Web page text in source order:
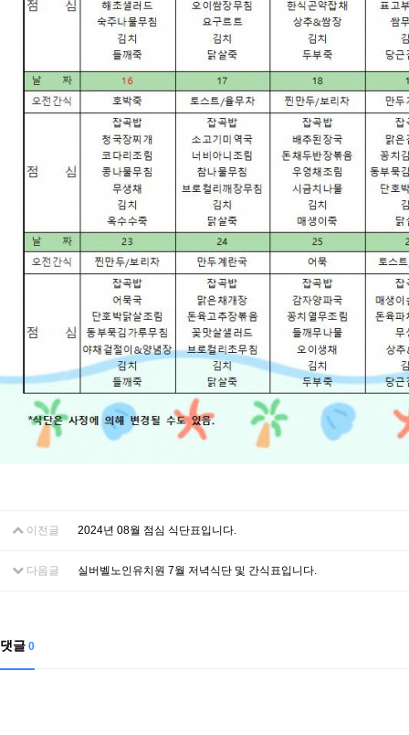
이전글 2024년 08월 점심 식단표입니다.
다음글 실버벨노인유치원 7월 저녁식단 및 간식표입니다.
댓글 0